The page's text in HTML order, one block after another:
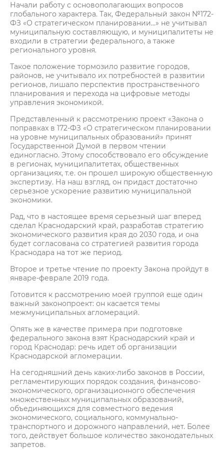
Начали работу с основополагающих вопросов
глобального характера. Так, Федеральный закон №172-
ФЗ «О стратегическом планировании…» не учитывал
муниципальную составляющую, и муниципалитеты не
входили в стратегии федерального, а также
регионального уровня.
Такое положение тормозило развитие городов,
районов, не учитывало их потребностей в развитии
регионов, лишало перспектив пространственного
планирования и перехода на цифровые методы
управления экономикой.
Представленный к рассмотрению проект «Закона о
поправках в 172-ФЗ «О стратегическом планировании
на уровне муниципальных образований» принят
Государственной Думой в первом чтении
единогласно. Этому способствовало его обсуждение
в регионах, муниципалитетах, общественных
организациях, т.е. он прошел широкую общественную
экспертизу. На наш взгляд, он придаст достаточно
серьезное ускорение развитию муниципальной
экономики.
Рад, что в настоящее время серьезный шаг вперед
сделал Краснодарский край, разработав стратегию
экономического развития края до 2030 года, и она
будет согласована со стратегией развития города
Краснодара на тот же период.
Второе и третье чтение по проекту Закона пройдут в
январе-феврале 2019 года.
Готовится к рассмотрению моей группой еще один
важный законопроект: он касается темы
межмуниципальных агломераций.
Опять же в качестве примера при подготовке
федерального закона взят Краснодарский край и
город Краснодар: речь идет об организации
Краснодарской агломерации.
На сегодняшний день каких-либо законов в России,
регламентирующих порядок создания, финансово-
экономического, организационного обеспечения
множественных муниципальных образований,
объединяющихся для совместного ведения
экономического, социального, коммунально-
транспортного и дорожного направлений, нет. Более
того, действует большое количество законодательных
запретов.